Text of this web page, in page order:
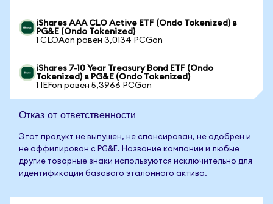
iShares AAA CLO Active ETF (Ondo Tokenized) в
PG&E (Ondo Tokenized)
1 CLOAon равен 3,0134 PCGon
iShares 7-10 Year Treasury Bond ETF (Ondo
Tokenized) в PG&E (Ondo Tokenized)
1 IEFon равен 5,3966 PCGon
Отказ от ответственности
Этот продукт не выпущен, не спонсирован, не одобрен и
не аффилирован с PG&E. Название компании и любые
другие товарные знаки используются исключительно для
идентификации базового эталонного актива.